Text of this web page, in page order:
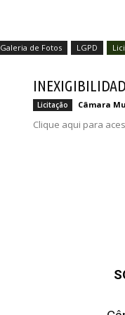
Galeria de Fotos LGPD
Licitação Câmara
Clique aqui para